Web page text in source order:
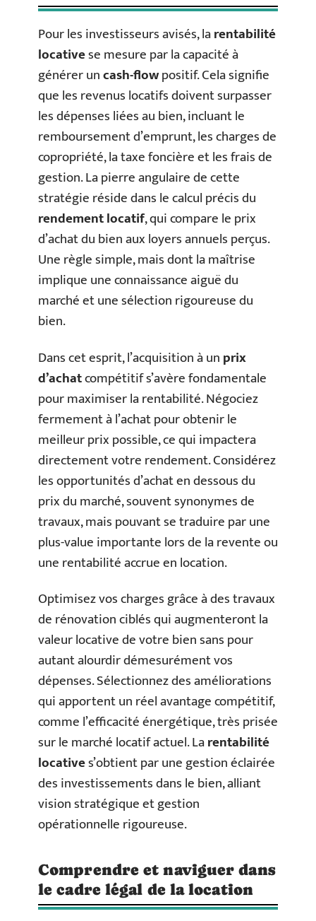
Pour les investisseurs avisés, larentabilité
locativese mesure par la capacité à
générer uncash-flowpositif. Cela signifie
que les revenus locatifs doivent surpasser
les dépenses liées au bien, incluant le
remboursement d’emprunt, les charges de
copropriété, la taxe foncière et les frais de
gestion. La pierre angulaire de cette
stratégie réside dans le calcul précis du
rendement locatif, qui compare le prix
d’achat du bien aux loyers annuels perçus.
Une règle simple, mais dont la maîtrise
implique une connaissance aiguë du
marché et une sélection rigoureuse du
bien.
Dans cet esprit, l’acquisition à unprix
d’achatcompétitif s’avère fondamentale
pour maximiser la rentabilité. Négociez
fermement à l’achat pour obtenir le
meilleur prix possible, ce qui impactera
directement votre rendement. Considérez
les opportunités d’achat en dessous du
prix du marché, souvent synonymes de
travaux, mais pouvant se traduire par une
plus-value importante lors de la revente ou
une rentabilité accrue en location.
Optimisez vos charges grâce à des travaux
de rénovation ciblés qui augmenteront la
valeur locative de votre bien sans pour
autant alourdir démesurément vos
dépenses. Sélectionnez des améliorations
qui apportent un réel avantage compétitif,
comme l’efficacité énergétique, très prisée
sur le marché locatif actuel. Larentabilité
locatives’obtient par une gestion éclairée
des investissements dans le bien, alliant
vision stratégique et gestion
opérationnelle rigoureuse.
Comprendre et naviguer dans
le cadre légal de la location